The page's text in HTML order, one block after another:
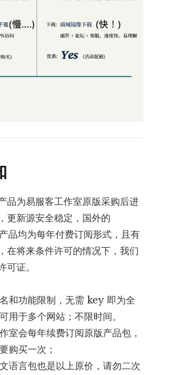
品为易服客工作室原版采购后进
更新源安全稳定，国外的
均为每年付费订阅形式，且有
在将来条件许可的情况下，我们
可证。
和功能限制，无需 key 即为全
用于多个网站；不限时间。
室会每年续费订阅原版产品包，
购买一次；
语言包也是以上原价，请勿二次